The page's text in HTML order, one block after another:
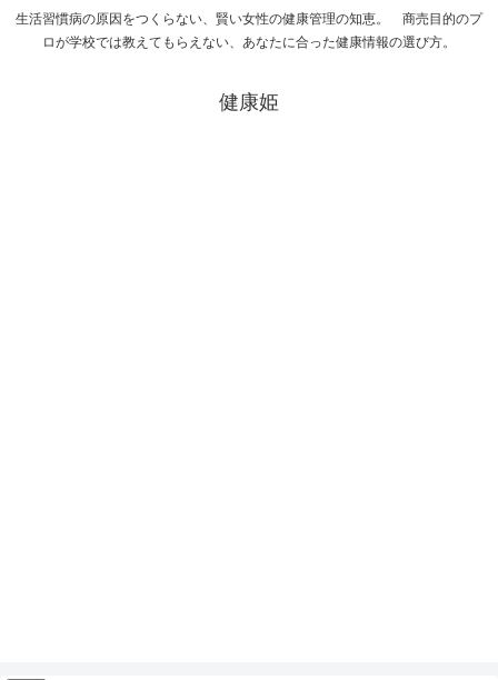
生活習慣病の原因をつくらない、賢い女性の健康管理の知恵。 商売目的のプ
ロが学校では教えてもらえない、あなたに合った健康情報の選び方。
健康姫